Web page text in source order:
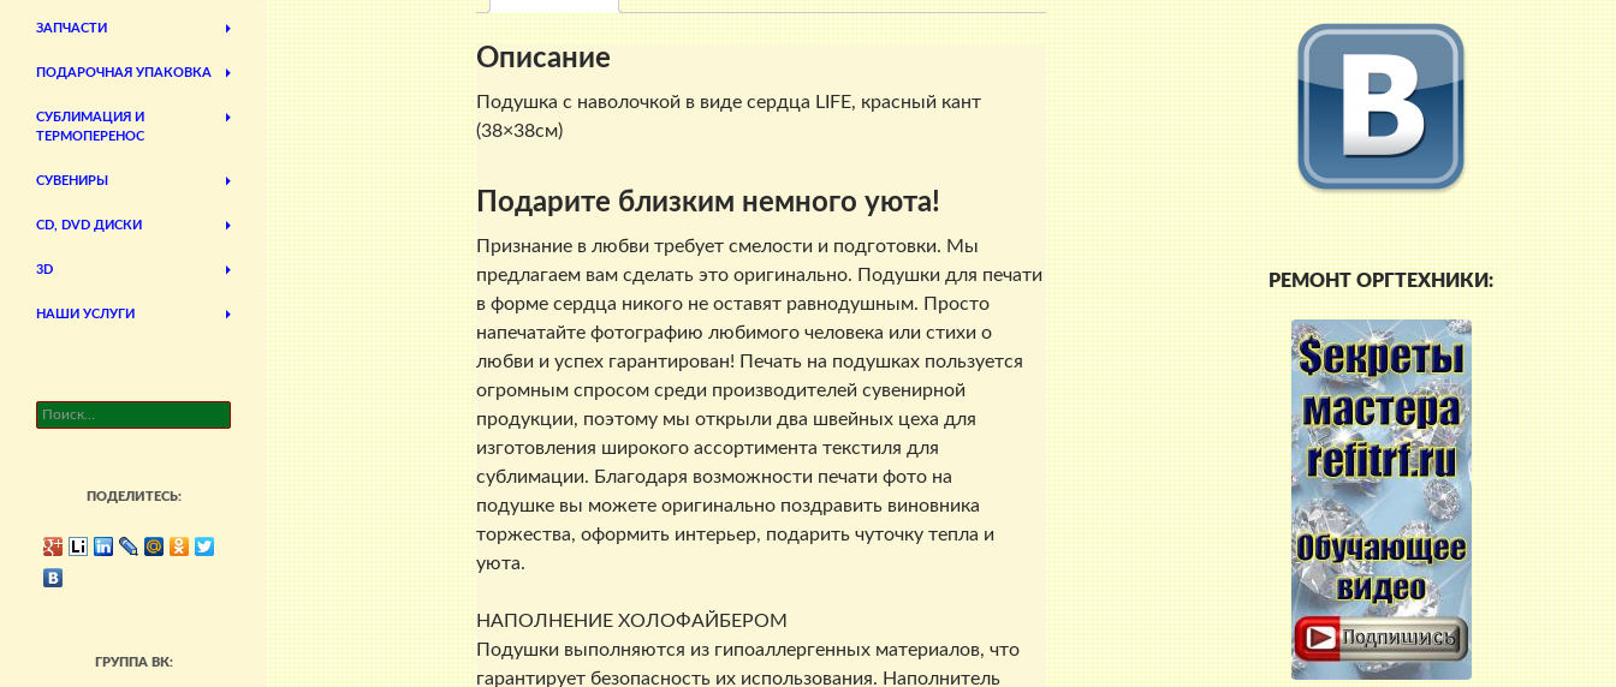
Описание
Подушка с наволочкой в виде сердца LIFE, красный кант
(38×38см)
Подарите близким немного уюта!
Признание в любви требует смелости и подготовки. Мы
предлагаем вам сделать это оригинально. Подушки для печати
в форме сердца никого не оставят равнодушным. Просто
напечатайте фотографию любимого человека или стихи о
любви и успех гарантирован! Печать на подушках пользуется
огромным спросом среди производителей сувенирной
продукции, поэтому мы открыли два швейных цеха для
изготовления широкого ассортимента текстиля для
сублимации. Благодаря возможности печати фото на
подушке вы можете оригинально поздравить виновника
торжества, оформить интерьер, подарить чуточку тепла и
уюта.
НАПОЛНЕНИЕ ХОЛОФАЙБЕРОМ
Подушки выполняются из гипоаллергенных материалов, что
гарантирует безопасность их использования. Наполнитель
РЕМОНТ ОРГТЕХНИКИ:
ЗАПЧАСТИ
ПОДАРОЧНАЯ УПАКОВКА
СУБЛИМАЦИЯ И
ТЕРМОПЕРЕНОС
СУВЕНИРЫ
CD, DVD ДИСКИ
3D
НАШИ УСЛУГИ
Найти:
ПОДЕЛИТЕСЬ:
ГРУППА ВК: